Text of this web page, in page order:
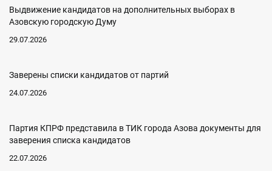
Выдвижение кандидатов на дополнительных выборах в
Азовскую городскую Думу
29.07.2026
Заверены списки кандидатов от партий
24.07.2026
Партия КПРФ представила в ТИК города Азова документы для
заверения списка кандидатов
22.07.2026